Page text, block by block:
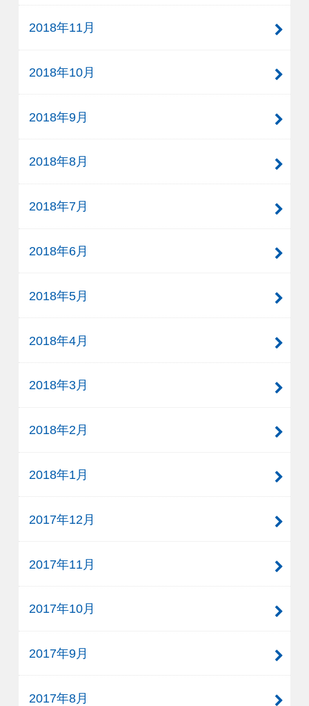
2018年11月
2018年10月
2018年9月
2018年8月
2018年7月
2018年6月
2018年5月
2018年4月
2018年3月
2018年2月
2018年1月
2017年12月
2017年11月
2017年10月
2017年9月
2017年8月